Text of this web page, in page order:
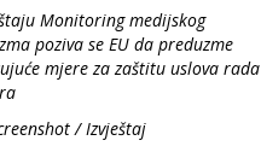
Monitoring medijskog
poziva se EU da preduzme
mjere za zaštitu uslova rada
/ Izvještaj